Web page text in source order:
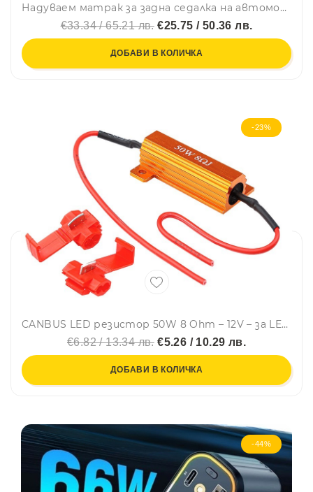
Надуваем матрак за задна седалка на автомобил с помпа и възглавници - за пътуване и къмпинг
€33.34 / 65.21 лв.€25.75 / 50.36 лв.
ДОБАВИ В КОЛИЧКА
-23%
CANBUS LED резистор 50W 8 Ohm – 12V – за LED крушки - Carmotion
€6.82 / 13.34 лв.€5.26 / 10.29 лв.
ДОБАВИ В КОЛИЧКА
-44%